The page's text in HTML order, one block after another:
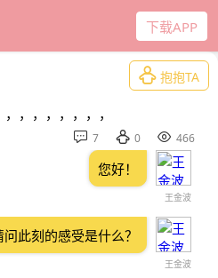
下载APP
 抱抱TA
，，，，，，，
 7  0  466
王金波
您好！
王金波
问此刻的感受是什么？